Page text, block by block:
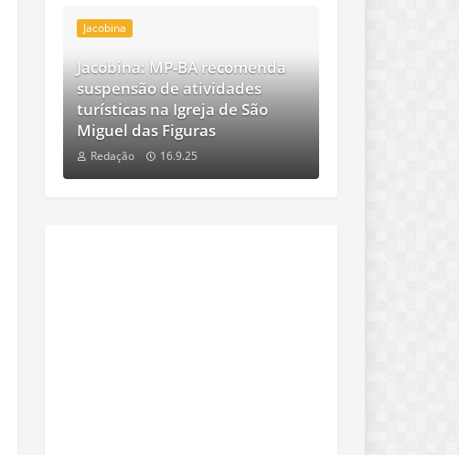
Jacobina
Jacobina: MP-BA recomenda
suspensão de atividades
turísticas na Igreja de São
Miguel das Figuras
Redação 16.9.25